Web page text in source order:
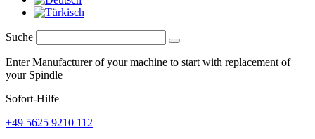
Suche
Enter Manufacturer of your machine to start with replacement of
your Spindle
Sofort-Hilfe
+49 5625 9210 112